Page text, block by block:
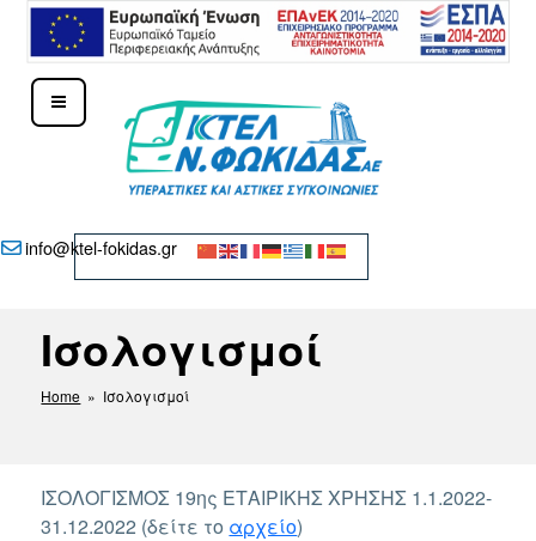
Μετάβαση
ΚΤΕΛ Ν. ΦΩΚΊΔΑΣ – ΔΕΛΦΟΊ
info@ktel-fokidas.gr
Ισολογισμοί
Home » Ισολογισμοί
ΙΣΟΛΟΓΙΣΜΟΣ 19ης ΕΤΑΙΡΙΚΗΣ ΧΡΗΣΗΣ 1.1.2022-
31.12.2022 (δείτε το αρχείο)